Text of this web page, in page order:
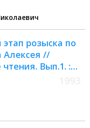
этап розыска по
Алексея //
чтения. Вып.1. :
290-летию